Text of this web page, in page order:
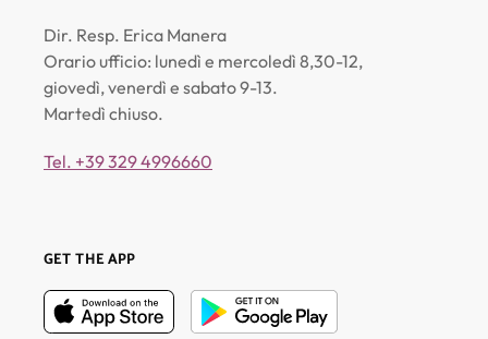
Dir. Resp. Erica Manera
Orario ufficio: lunedì e mercoledì 8,30-12,
giovedì, venerdì e sabato 9-13.
Martedì chiuso.
Tel. +39 329 4996660
GET THE APP